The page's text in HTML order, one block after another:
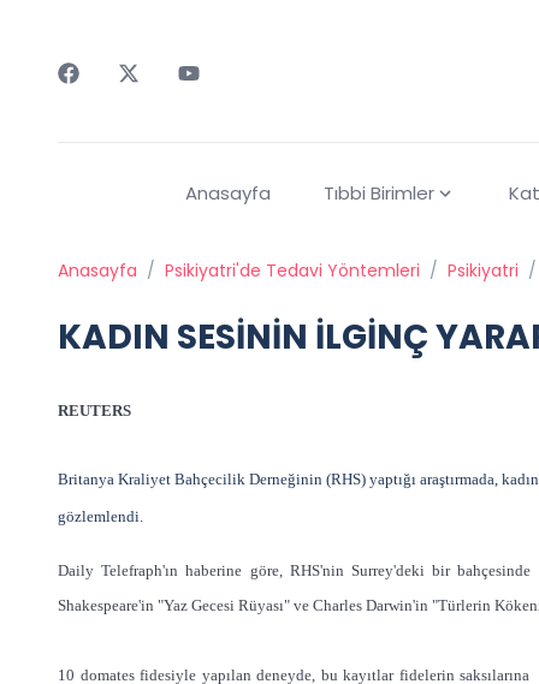
Anasayfa Tıbbi Birimler
Anasayfa / Psikiyatri'de Tedavi Yöntemleri / Psikiyatri /
KADIN SESİNİN İLGİNÇ
REUTERS
Britanya Kraliyet Bahçecilik Derneğinin (RHS) yaptığı araştırmada,
gözlemlendi.
Daily Telefraph'ın haberine göre, RHS'nin Surrey'deki bir
Shakespeare'in "Yaz Gecesi Rüyası" ve Charles Darwin'in "Türlerin
10 domates fidesiyle yapılan deneyde, bu kayıtlar fidelerin